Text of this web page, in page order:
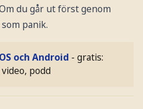
du går ut först genom
panik.
och Android - gratis:
podd